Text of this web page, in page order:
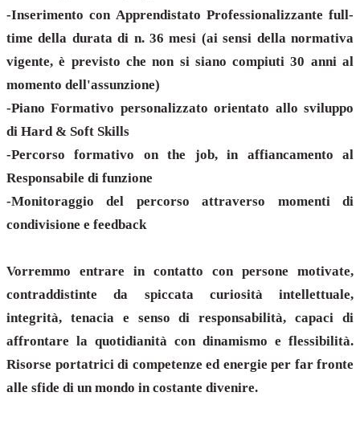
-Inserimento con Apprendistato Professionalizzante full-
time della durata di n. 36 mesi (ai sensi della normativa
vigente, è previsto che non si siano compiuti 30 anni al
momento dell'assunzione)
-Piano Formativo personalizzato orientato allo sviluppo
di Hard & Soft Skills
-Percorso formativo on the job, in affiancamento al
Responsabile di funzione
-Monitoraggio del percorso attraverso momenti di
condivisione e feedback
Vorremmo entrare in contatto con persone motivate,
contraddistinte da spiccata curiosità intellettuale,
integrità, tenacia e senso di responsabilità, capaci di
affrontare la quotidianità con dinamismo e flessibilità.
Risorse portatrici di competenze ed energie per far fronte
alle sfide di un mondo in costante divenire.